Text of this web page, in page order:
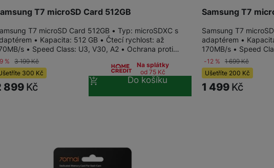
Herní sluchátka
Herní a počítačové židle
Herní klávesnice
Powerbanky
Bezdrátové powerbanky
T7 microSD Card 512GB
T7 microSD Card 512GB • Typ: microSDXC s
• Kapacita: 512 GB • Čtecí rychlost: až
s • Speed Class: U3, V30, A2 • Ochrana proti…
% 3 199Kč
300 Kč
899 Kč
Na splátky
od 75 Kč
Do košíku
Samsung T7
Samsung T7
adaptérem •
170MB/s • Speed
-12 % 1 699Kč
Ušetříte 200 Kč
1 499 Kč